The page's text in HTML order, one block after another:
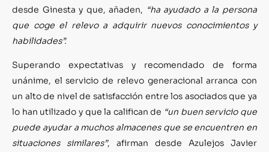
desde Ginesta y que, añaden, “ha ayudado a la persona
que coge el relevo a adquirir nuevos conocimientos y
habilidades”.
Superando expectativas y recomendado de forma
unánime, el servicio de relevo generacional arranca con
un alto de nivel de satisfacción entre los asociados que ya
lo han utilizado y que la califican de “un buen servicio que
puede ayudar a muchos almacenes que se encuentren en
situaciones similares”, afirman desde Azulejos Javier